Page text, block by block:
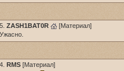
5. ZASH1BAT0R [Материал]
Ужасно.
4. RMS [Материал]